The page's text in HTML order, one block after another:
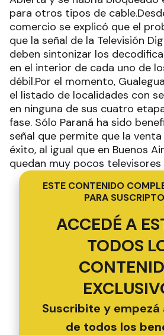
para otros tipos de
comercio se explicó que el
que la señal de la Televisión
deben sintonizar los
en el interior de cada uno de
débil.Por el momento,
el listado de localidades con
en ninguna de sus cuatro
fase. Sólo Paraná ha sido
señal que permite que la venta
éxito, al igual que en Buenos
quedan muy pocos
ESTE CONTENIDO
PARA
ACCEDÉ A
TODOS
Suscribite y
de todos los